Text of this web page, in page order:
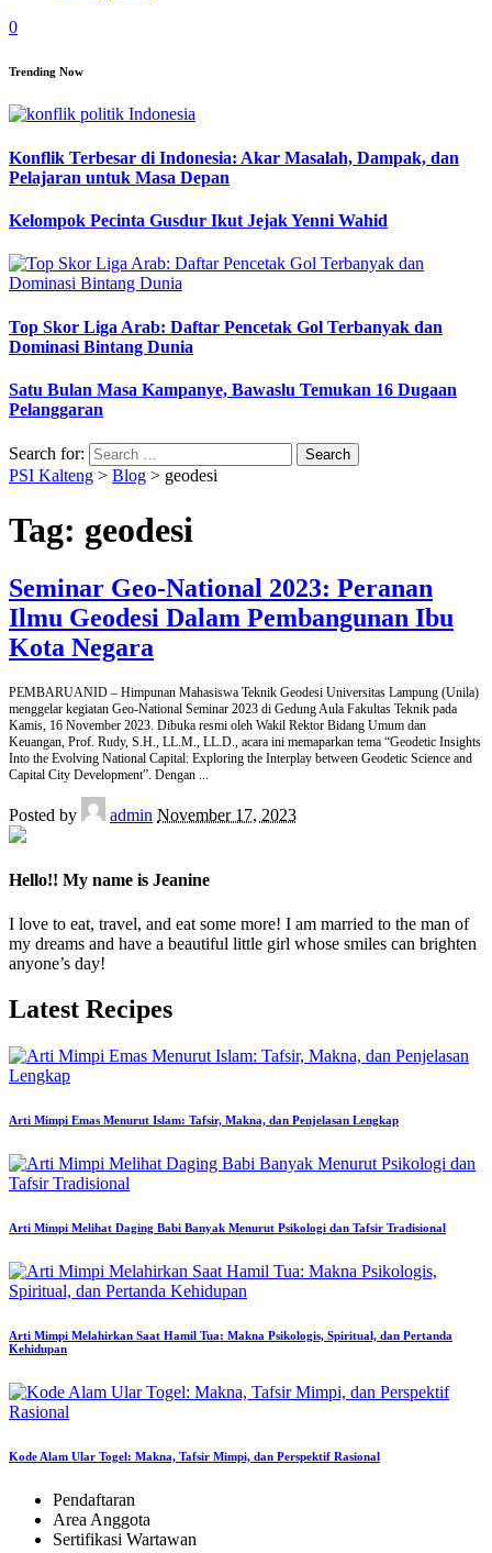
0
Trending Now
Konflik Terbesar di Indonesia: Akar Masalah, Dampak, dan
Pelajaran untuk Masa Depan
Kelompok Pecinta Gusdur Ikut Jejak Yenni Wahid
Top Skor Liga Arab: Daftar Pencetak Gol Terbanyak dan
Dominasi Bintang Dunia
Satu Bulan Masa Kampanye, Bawaslu Temukan 16 Dugaan
Pelanggaran
Search for:
PSI Kalteng > Blog > geodesi
Tag: geodesi
Seminar Geo-National 2023: Peranan
Ilmu Geodesi Dalam Pembangunan Ibu
Kota Negara
PEMBARUANID – Himpunan Mahasiswa Teknik Geodesi Universitas Lampung (Unila)
menggelar kegiatan Geo-National Seminar 2023 di Gedung Aula Fakultas Teknik pada
Kamis, 16 November 2023. Dibuka resmi oleh Wakil Rektor Bidang Umum dan
Keuangan, Prof. Rudy, S.H., LL.M., LL.D., acara ini memaparkan tema “Geodetic Insights
Into the Evolving National Capital: Exploring the Interplay between Geodetic Science and
Capital City Development”. Dengan ...
Posted by admin November 17, 2023
Hello!! My name is Jeanine
I love to eat, travel, and eat some more! I am married to the man of
my dreams and have a beautiful little girl whose smiles can brighten
anyone’s day!
Latest Recipes
Arti Mimpi Emas Menurut Islam: Tafsir, Makna, dan Penjelasan Lengkap
Arti Mimpi Melihat Daging Babi Banyak Menurut Psikologi dan Tafsir Tradisional
Arti Mimpi Melahirkan Saat Hamil Tua: Makna Psikologis, Spiritual, dan Pertanda
Kehidupan
Kode Alam Ular Togel: Makna, Tafsir Mimpi, dan Perspektif Rasional
Pendaftaran
Area Anggota
Sertifikasi Wartawan